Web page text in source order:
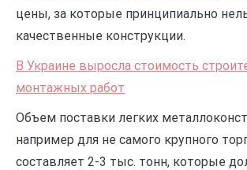
цены, за которые принципиально
качественные конструкции.
В Украине выросла стоимость
монтажных работ
Объем поставки легких
например для не самого крупного
составляет 2-3 тыс. тонн, которые